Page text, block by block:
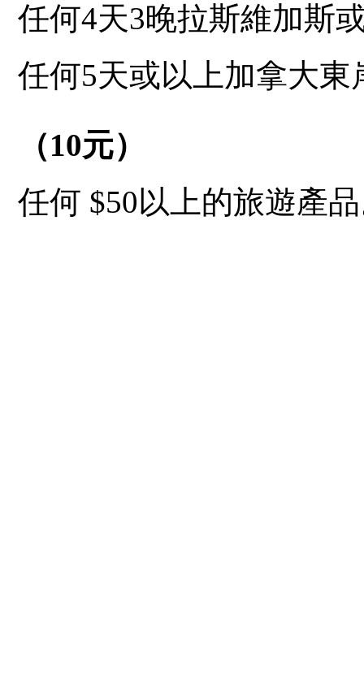
任何4天3晚拉斯維加斯
任何5天或以上加拿大
（10元）
任何 $50以上的旅遊產